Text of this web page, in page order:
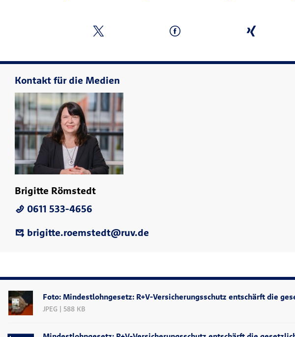
Kontakt für die Medien
Brigitte Römstedt
0611 533-4656
brigitte.roemstedt@ruv.de
Foto: Mindestlohngesetz: R+V-Versicherungsschutz entschärft die
JPEG | 588 KB